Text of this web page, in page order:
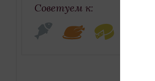
Советуем к: